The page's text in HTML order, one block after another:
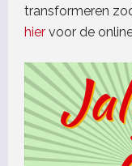
transformeren
hiervoor de